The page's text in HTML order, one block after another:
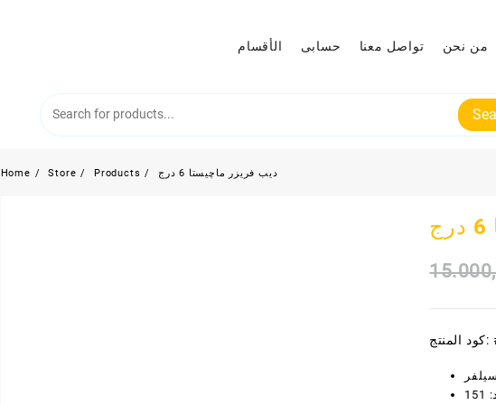
الأقسام حسابى تواصل معنا من نحن
Home Store Products ديب فريزر ماچيستا 6 درج
كود المنتج: